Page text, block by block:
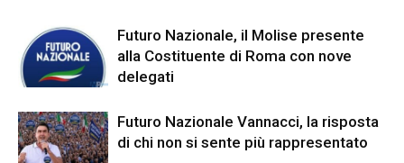
Futuro Nazionale, il Molise presente
alla Costituente di Roma con nove
delegati
Futuro Nazionale Vannacci, la risposta
di chi non si sente più rappresentato